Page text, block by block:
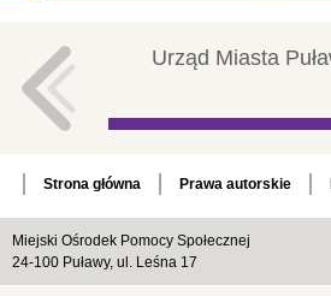
Urząd Miasta
Strona główna Prawa autorskie
Miejski Ośrodek Pomocy Społecznej
24-100 Puławy, ul. Leśna 17